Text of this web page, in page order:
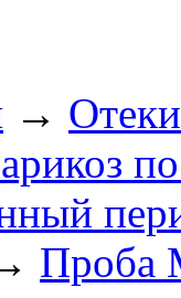
→
Проба